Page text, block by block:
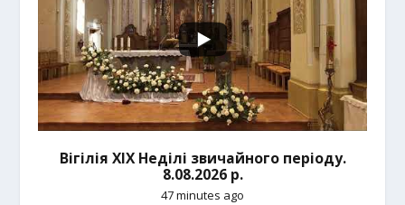
Вігілія ХІХ Неділі звичайного періоду.
8.08.2026 р.
47 minutes ago